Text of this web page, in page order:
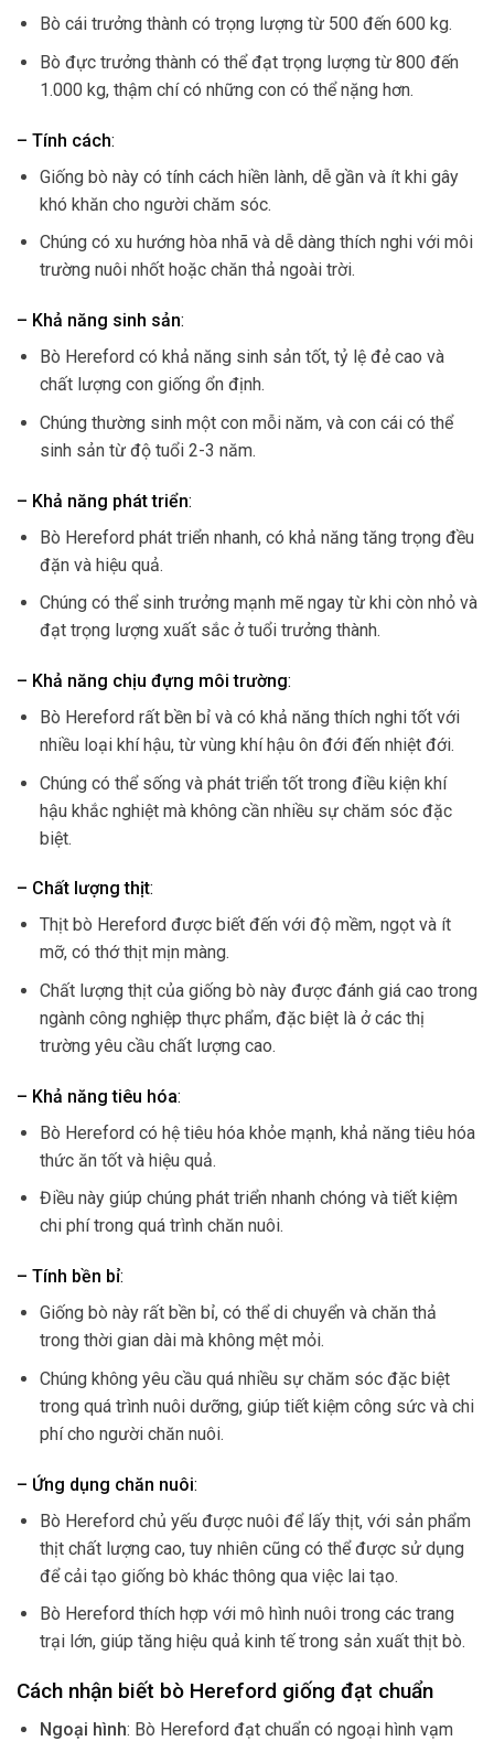
Bò cái trưởng thành có trọng lượng từ 500 đến 600 kg.
Bò đực trưởng thành có thể đạt trọng lượng từ 800 đến
1.000 kg, thậm chí có những con có thể nặng hơn.
– Tính cách:
Giống bò này có tính cách hiền lành, dễ gần và ít khi gây
khó khăn cho người chăm sóc.
Chúng có xu hướng hòa nhã và dễ dàng thích nghi với môi
trường nuôi nhốt hoặc chăn thả ngoài trời.
– Khả năng sinh sản:
Bò Hereford có khả năng sinh sản tốt, tỷ lệ đẻ cao và
chất lượng con giống ổn định.
Chúng thường sinh một con mỗi năm, và con cái có thể
sinh sản từ độ tuổi 2-3 năm.
– Khả năng phát triển:
Bò Hereford phát triển nhanh, có khả năng tăng trọng đều
đặn và hiệu quả.
Chúng có thể sinh trưởng mạnh mẽ ngay từ khi còn nhỏ và
đạt trọng lượng xuất sắc ở tuổi trưởng thành.
– Khả năng chịu đựng môi trường:
Bò Hereford rất bền bỉ và có khả năng thích nghi tốt với
nhiều loại khí hậu, từ vùng khí hậu ôn đới đến nhiệt đới.
Chúng có thể sống và phát triển tốt trong điều kiện khí
hậu khắc nghiệt mà không cần nhiều sự chăm sóc đặc
biệt.
– Chất lượng thịt:
Thịt bò Hereford được biết đến với độ mềm, ngọt và ít
mỡ, có thớ thịt mịn màng.
Chất lượng thịt của giống bò này được đánh giá cao trong
ngành công nghiệp thực phẩm, đặc biệt là ở các thị
trường yêu cầu chất lượng cao.
– Khả năng tiêu hóa:
Bò Hereford có hệ tiêu hóa khỏe mạnh, khả năng tiêu hóa
thức ăn tốt và hiệu quả.
Điều này giúp chúng phát triển nhanh chóng và tiết kiệm
chi phí trong quá trình chăn nuôi.
– Tính bền bỉ:
Giống bò này rất bền bỉ, có thể di chuyển và chăn thả
trong thời gian dài mà không mệt mỏi.
Chúng không yêu cầu quá nhiều sự chăm sóc đặc biệt
trong quá trình nuôi dưỡng, giúp tiết kiệm công sức và chi
phí cho người chăn nuôi.
– Ứng dụng chăn nuôi:
Bò Hereford chủ yếu được nuôi để lấy thịt, với sản phẩm
thịt chất lượng cao, tuy nhiên cũng có thể được sử dụng
để cải tạo giống bò khác thông qua việc lai tạo.
Bò Hereford thích hợp với mô hình nuôi trong các trang
trại lớn, giúp tăng hiệu quả kinh tế trong sản xuất thịt bò.
Cách nhận biết bò Hereford giống đạt chuẩn
Ngoại hình: Bò Hereford đạt chuẩn có ngoại hình vạm